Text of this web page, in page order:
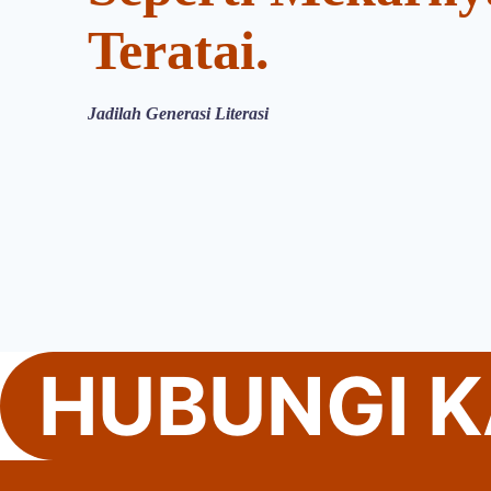
Teratai.
Jadilah Generasi Literasi
HUBUNGI